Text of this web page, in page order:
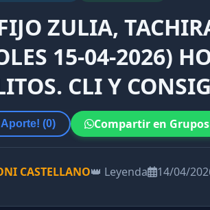
ZULIA,
15-04-2026)
CLI Y
(0) Compartir en Grupos
CASTELLANO👑 Leyenda 14/04/